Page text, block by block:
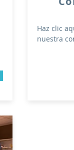
Haz clic
nuestra